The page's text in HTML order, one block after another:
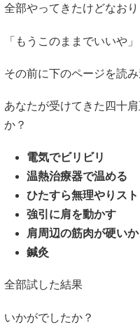
全部やってきたけどなおり
「もうこのままでいいや
その前に下のページを読み
あなたが受けてきた四十
か？
電気でビリビリ
温熱治療器で温める
ひたすら無理やりス
強引に肩を動かす
肩周辺の筋肉が硬い
鍼灸
全部試した結果
いかがでしたか？